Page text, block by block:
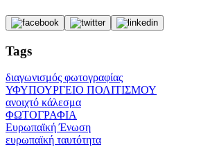
Tags
διαγωνισμός φωτογραφίας
ΥΦΥΠΟΥΡΓΕΙΟ ΠΟΛΙΤΙΣΜΟΥ
ανοιχτό κάλεσμα
ΦΩΤΟΓΡΑΦΙΑ
Ευρωπαϊκή Ένωση
ευρωπαϊκή ταυτότητα